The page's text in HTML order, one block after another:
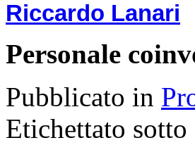
Riccardo Lanari
Personale
Pubblicato in
Etichettato sotto